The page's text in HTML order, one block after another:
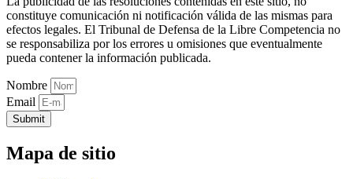
constituye comunicación ni notificación válida de las mismas para
efectos legales. El Tribunal de Defensa de la Libre Competencia no
se responsabiliza por los errores u omisiones que eventualmente
pueda contener la información publicada.
Nombre
Email
Submit
Mapa de sitio